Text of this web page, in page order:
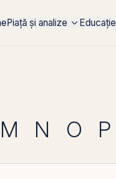
Piață și analize Educație
M N O P